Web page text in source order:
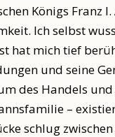
Königs Franz
Ich selbst
hat mich tief
und seine
des Handels
–
schlug